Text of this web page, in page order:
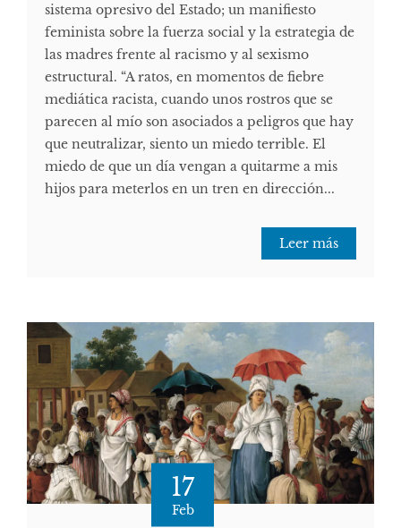
sistema opresivo del Estado; un manifiesto
feminista sobre la fuerza social y la estrategia de
las madres frente al racismo y al sexismo
estructural. “A ratos, en momentos de fiebre
mediática racista, cuando unos rostros que se
parecen al mío son asociados a peligros que hay
que neutralizar, siento un miedo terrible. El
miedo de que un día vengan a quitarme a mis
hijos para meterlos en un tren en dirección...
Leer más
17
Feb